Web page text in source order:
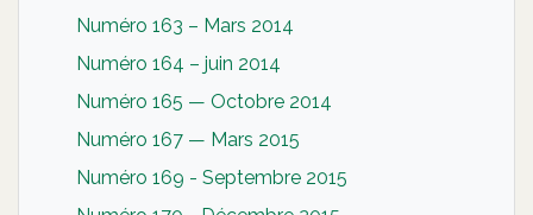
Numéro 163 – Mars 2014
Numéro 164 – juin 2014
Numéro 165 — Octobre 2014
Numéro 167 — Mars 2015
Numéro 169 - Septembre 2015